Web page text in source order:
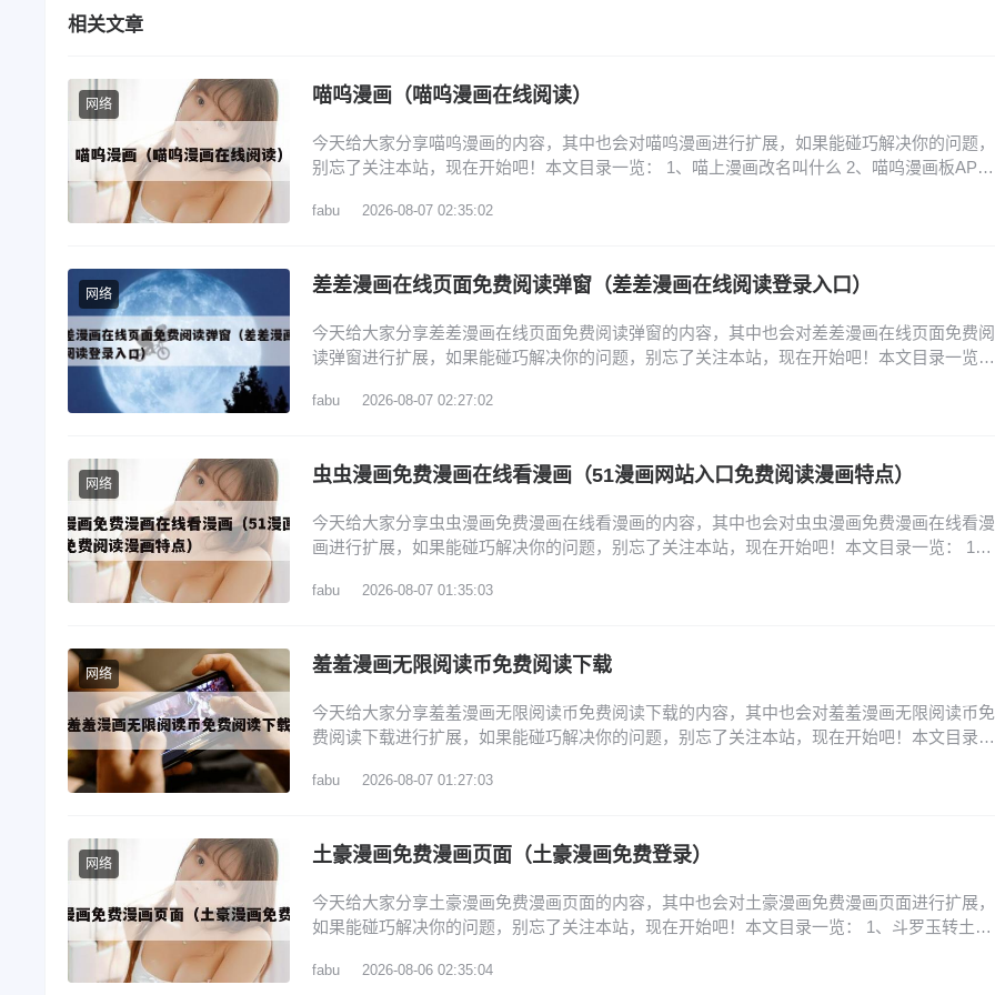
相关文章
网络 喵呜漫画（喵呜漫画在线阅读）
今天给大家分享喵呜漫画的内容，其中也会对喵呜漫画进行扩展，如果能碰巧解决你的问题，
别忘了关注本站，现在开始吧！本文目录一览： 1、喵上漫画改名叫什么 2、喵呜漫画板APP
改名了吗 6、喵呜漫画app介绍 喵上漫画改名叫什么 1、改名了，改名后叫喵呜漫画。喵上漫
fabu 2026-08-07 02:35:02
网络 差差漫画在线页面免费阅读弹窗（差差漫画在线阅读登录入口）
今天给大家分享差差漫画在线页面免费阅读弹窗的内容，其中也会对差差漫画在线页面免费阅
读弹窗进行扩展，如果能碰巧解决你的问题，别忘了关注本站，现在开始吧！本文目录一览：
差 3、免费漫画app哪个好用无广告可下载 4、看日漫的软件哪个好而且免费 3d漫画登陆页面
fabu 2026-08-07 02:27:02
网络 虫虫漫画免费漫画在线看漫画（51漫画网站入口免费阅读漫画特点）
今天给大家分享虫虫漫画免费漫画在线看漫画的内容，其中也会对虫虫漫画免费漫画在线看漫
画进行扩展，如果能碰巧解决你的问题，别忘了关注本站，现在开始吧！本文目录一览： 1、
画官网首页进入 3、虫虫漫画网页版在线登录入口_虫虫漫画官网首页入口推荐 4、虫虫漫画
fabu 2026-08-07 01:35:03
网络 羞羞漫画无限阅读币免费阅读下载
今天给大家分享羞羞漫画无限阅读币免费阅读下载的内容，其中也会对羞羞漫画无限阅读币免
费阅读下载进行扩展，如果能碰巧解决你的问题，别忘了关注本站，现在开始吧！本文目录一
开App Store：在iPhone主屏幕找到并点击“App Store”图标。（注：此图为示例，实际为App
fabu 2026-08-07 01:27:03
网络 土豪漫画免费漫画页面（土豪漫画免费登录）
今天给大家分享土豪漫画免费漫画页面的内容，其中也会对土豪漫画免费漫画页面进行扩展，
如果能碰巧解决你的问题，别忘了关注本站，现在开始吧！本文目录一览： 1、斗罗玉转土豪
4、还有空房吗漫画画免费读漫画土豪漫 5、亲密魔咒第二季在哪看 6、旧版土豪漫画登录页
fabu 2026-08-06 02:35:04